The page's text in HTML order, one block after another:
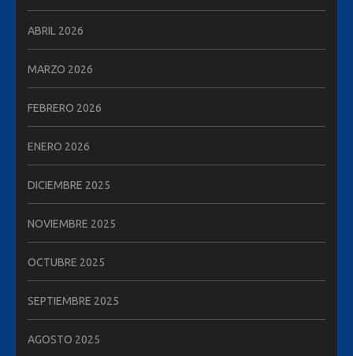
ABRIL 2026
MARZO 2026
FEBRERO 2026
ENERO 2026
DICIEMBRE 2025
NOVIEMBRE 2025
OCTUBRE 2025
SEPTIEMBRE 2025
AGOSTO 2025